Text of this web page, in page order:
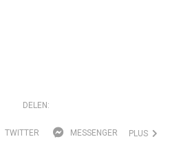
DELEN:
TWITTER MESSENGER PLUS